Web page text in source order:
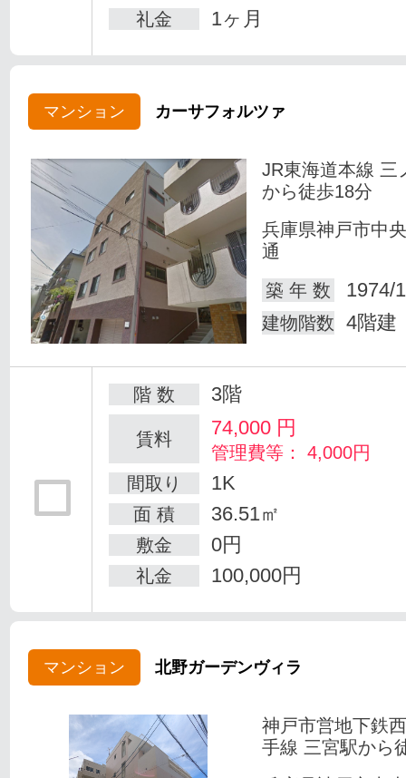
礼金 1ヶ月
マンション カーサフォルツァ
JR東海道本線 三
から徒歩18分
兵庫県神戸市中
通
築 年 数
1974/
建物階数 4階建
階 数 3階
賃料 74,000 円
管理費等： 4,000円
間取り
1K
面 積 36.51㎡
敷金 0円
礼金 100,000円
マンション 北野ガーデンヴィラ
神戸市営地下鉄
手線 三宮駅から